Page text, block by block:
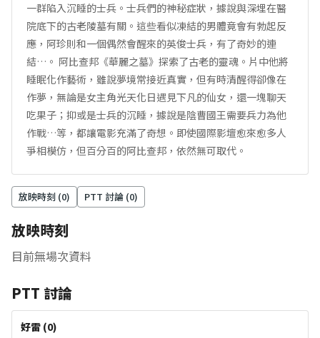
一群陷入沉睡的士兵。士兵們的神秘症狀，據說與深埋在醫
院底下的古老陵墓有關。這些看似凍結的男體竟會有勃起反
應，阿珍則和一個偶然會醒來的英俊士兵，有了奇妙的連
結…。 阿比查邦《華麗之墓》探索了古老的靈魂。片中他將
睡眠化作藝術，雖說夢境常接近真實，但有時清醒得卻像在
作夢，無論是女主角光天化日遇見下凡的仙女，還一塊聊天
吃果子；抑或是士兵的沉睡，據說是陰曹國王需要兵力為他
作戰…等，都讓電影充滿了奇想。即使國際影壇愈來愈多人
爭相模仿，但百分百的阿比查邦，依然無可取代。
放映時刻 (0) PTT 討論 (0)
放映時刻
目前無場次資料
PTT 討論
好雷 (0)